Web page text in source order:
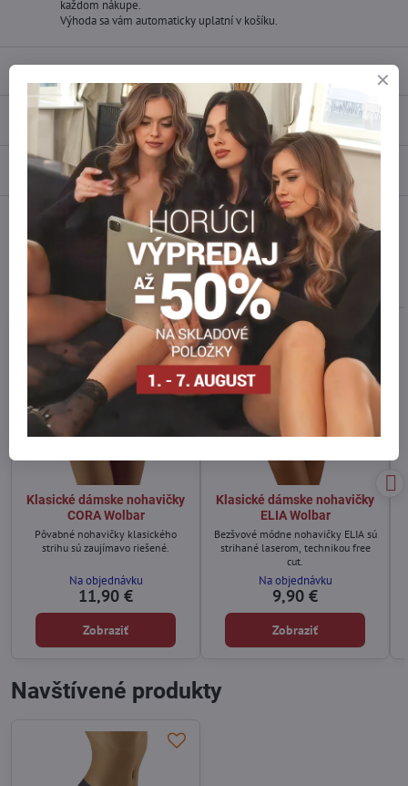
každom nákupe.
Výhoda sa vám automaticky uplatní v košíku.
Popis
Recenzie 0
Diskusia 0
FacebookTwitter BlueskyPinterestReddit LinkedInWhatsApp
E-
mail
Podobné produkty
Klasické dámske nohavičky
CORA Wolbar
Pôvabné nohavičky klasického
strihu sú zaujímavo riešené.
Na objednávku
11,90 €
Zobraziť
Klasické dámske nohavičky
ELIA Wolbar
Bezšvové módne nohavičky ELIA sú
strihané laserom, technikou free
cut.
Na objednávku
9,90 €
Zobraziť
Navštívené produkty